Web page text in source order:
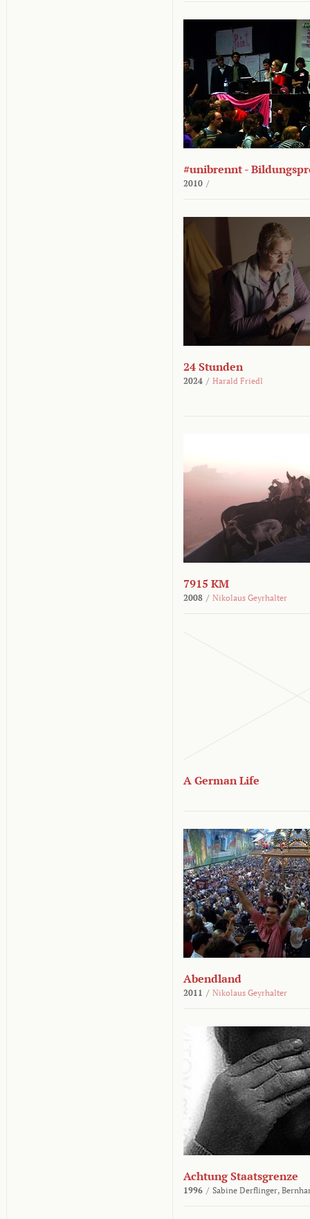
#unibrennt -
2010 /
24 Stunden
2024 / Harald Friedl
7915 KM
2008 / Nikolaus Geyrhalter
A German Life
Abendland
2011 / Nikolaus Geyrhalter
Achtung Staatsgrenze
1996 / Sabine Derflinger,